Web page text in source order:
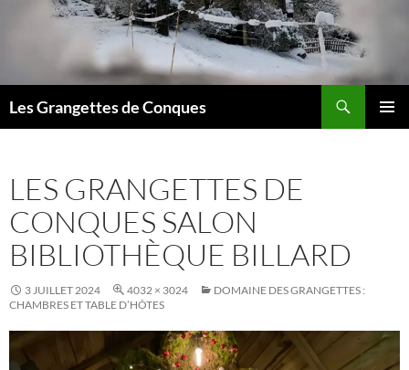
Les Grangettes de Conques
LES GRANGETTES DE
CONQUES SALON
BIBLIOTHÈQUE BILLARD
3 JUILLET 2024 4032 × 3024
DOMAINE DES GRANGETTES :
CHAMBRES ET TABLE D’HÔTES